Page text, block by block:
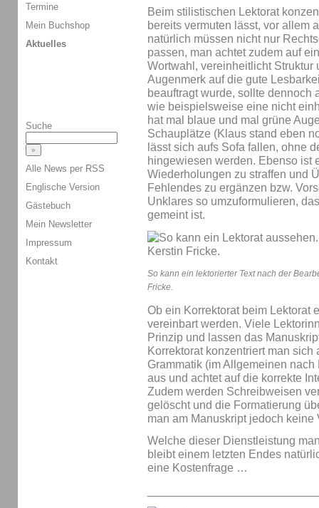
Beim stilistischen Lektorat
bereits vermuten lässt, vor allem
natürlich müssen nicht nur
passen, man achtet zudem auf
Wortwahl, vereinheitlicht
Augenmerk auf die gute
beauftragt wurde, sollte
wie beispielsweise eine nicht
hat mal blaue und mal grüne
Schauplätze (Klaus stand eben
lässt sich aufs Sofa fallen, ohne
hingewiesen werden. Ebenso ist
Wiederholungen zu straffen und
Fehlendes zu ergänzen bzw.
Unklares so umzuformulieren,
gemeint ist.
So kann ein lektorierter Text nach der
Fricke.
Ob ein Korrektorat beim Lektorat
vereinbart werden. Viele
Prinzip und lassen das
Korrektorat konzentriert man
Grammatik (im Allgemeinen
aus und achtet auf die korrekte
Zudem werden Schreibweisen
gelöscht und die Formatierung
man am Manuskript jedoch keine
Welche dieser Dienstleistung
bleibt einem letzten Endes
eine Kostenfrage …
Termine
Mein Buchshop
Aktuelles
Suche
Alle News per RSS
Englische Version
Gästebuch
Mein Newsletter
Impressum
Kontakt